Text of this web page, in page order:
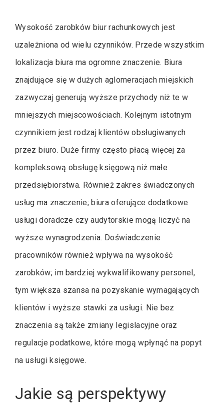
Wysokość zarobków biur rachunkowych jest
uzależniona od wielu czynników. Przede wszystkim
lokalizacja biura ma ogromne znaczenie. Biura
znajdujące się w dużych aglomeracjach miejskich
zazwyczaj generują wyższe przychody niż te w
mniejszych miejscowościach. Kolejnym istotnym
czynnikiem jest rodzaj klientów obsługiwanych
przez biuro. Duże firmy często płacą więcej za
kompleksową obsługę księgową niż małe
przedsiębiorstwa. Również zakres świadczonych
usług ma znaczenie; biura oferujące dodatkowe
usługi doradcze czy audytorskie mogą liczyć na
wyższe wynagrodzenia. Doświadczenie
pracowników również wpływa na wysokość
zarobków; im bardziej wykwalifikowany personel,
tym większa szansa na pozyskanie wymagających
klientów i wyższe stawki za usługi. Nie bez
znaczenia są także zmiany legislacyjne oraz
regulacje podatkowe, które mogą wpłynąć na popyt
na usługi księgowe.
Jakie są perspektywy